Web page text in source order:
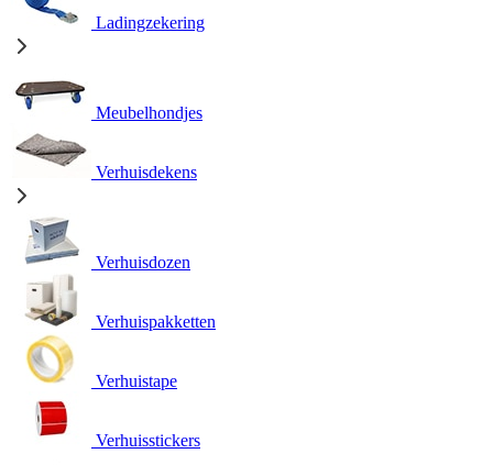
Ladingzekering
Meubelhondjes
Verhuisdekens
Verhuisdozen
Verhuispakketten
Verhuistape
Verhuisstickers